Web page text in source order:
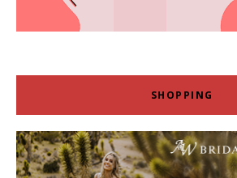
SHOPPING